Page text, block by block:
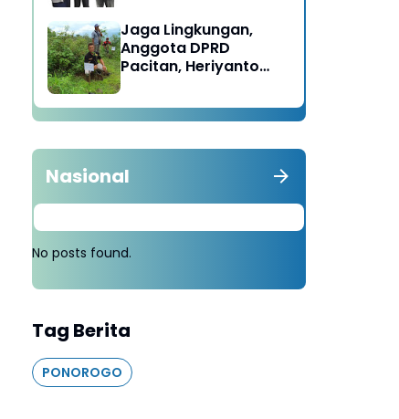
Karesidenan Madiun
Raya
Jaga Lingkungan,
Anggota DPRD
Pacitan, Heriyanto
Tebang 100 Pohon
diganti Tanam 1000
Nasional
No posts found.
Tag Berita
PONOROGO